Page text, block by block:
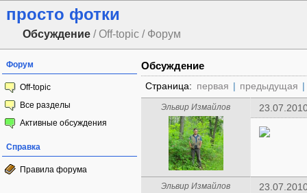
просто фотки
Обсуждение / Off-topic / Форум
Форум
Off-topic
Все разделы
Активные обсуждения
Справка
Правила форума
Обсуждение
Страница: первая | предыдущая |
Эльвир Измайлов
Эльвир Измайлов